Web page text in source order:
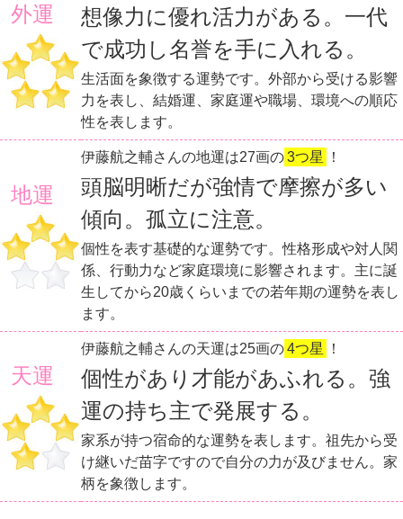
外運
想像力に優れ活力がある。一代
で成功し名誉を手に入れる。
生活面を象徴する運勢です。外部から受ける影響
力を表し、結婚運、家庭運や職場、環境への順応
性を表します。
地運
伊藤航之輔さんの地運は27画の3つ星 ！
頭脳明晰だが強情で摩擦が多い
傾向。孤立に注意。
個性を表す基礎的な運勢です。性格形成や対人関
係、行動力など家庭環境に影響されます。主に誕
生してから20歳くらいまでの若年期の運勢を表し
ます。
天運
伊藤航之輔さんの天運は25画の4つ星 ！
個性があり才能があふれる。強
運の持ち主で発展する。
家系が持つ宿命的な運勢を表します。祖先から受
け継いだ苗字ですので自分の力が及びません。家
柄を象徴します。